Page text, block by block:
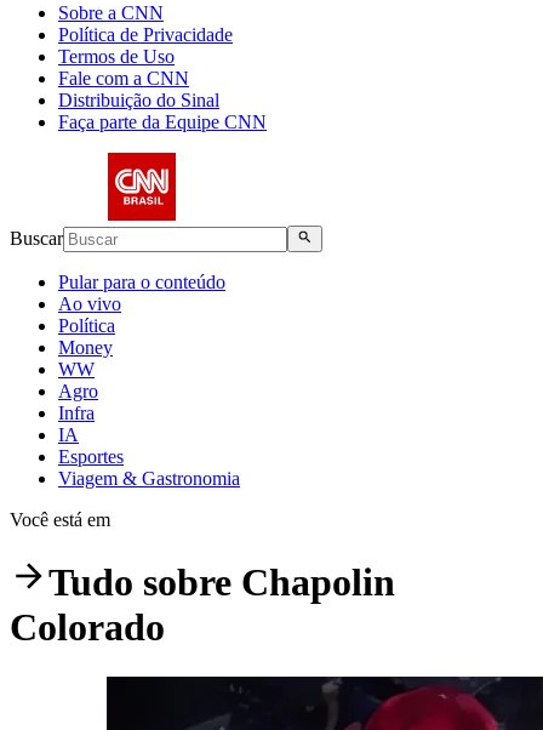
Sobre a CNN
Política de Privacidade
Termos de Uso
Fale com a CNN
Distribuição do Sinal
Faça parte da Equipe CNN
Buscar
Pular para o conteúdo
Ao vivo
Política
Money
WW
Agro
Infra
IA
Esportes
Viagem & Gastronomia
Você está em
Tudo sobre Chapolin
Colorado